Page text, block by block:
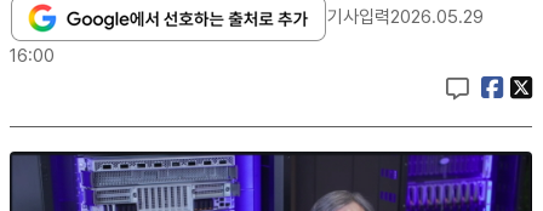
기사입력2026.05.29
16:00